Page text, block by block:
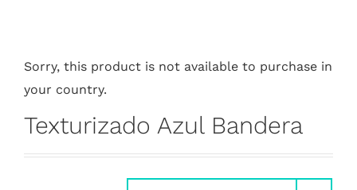
Sorry, this product is not available to purchase in
your country.
Texturizado Azul Bandera